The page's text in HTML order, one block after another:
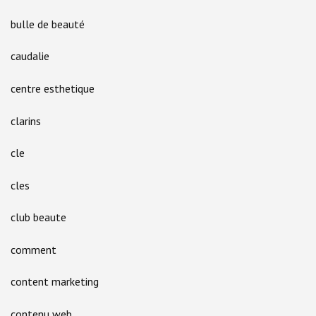
bulle de beauté
caudalie
centre esthetique
clarins
cle
cles
club beaute
comment
content marketing